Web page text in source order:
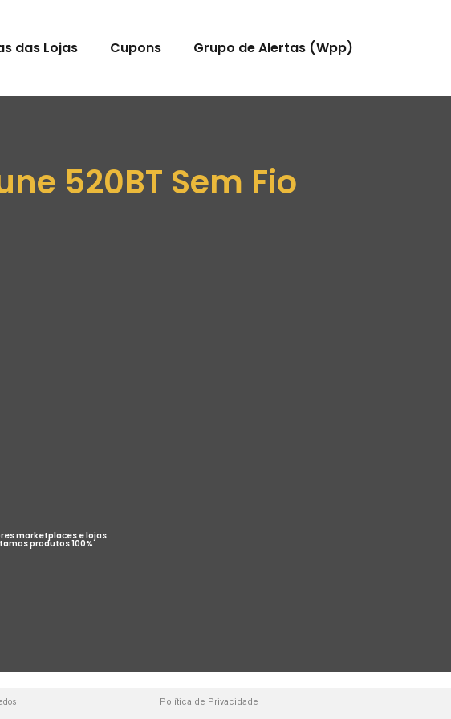
das Lojas Cupons Grupo de Alertas (Wpp)
520BT Sem Fio
marketplaces e lojas
produtos 100%
Política de Privacidade